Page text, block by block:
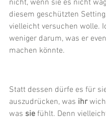
nicht, wenn sie es nicht
diesem geschützten
vielleicht versuchen wolle.
weniger darum, was er
machen könnte.
Statt dessen dürfe es für
auszudrücken, was ihr
was sie fühlt. Denn